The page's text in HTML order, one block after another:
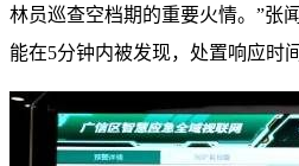
林员巡查空档期的重要火情。”张
能在5分钟内被发现，处置响应时